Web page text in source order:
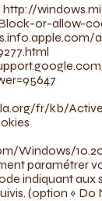
http://
or-allow-
fr/kb/
Windows/
paramétrer
indiquant aux
(option « Do